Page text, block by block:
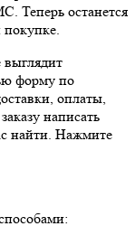
Теперь останется
форму по
оплаты,
написать
найти. Нажмите
способами: